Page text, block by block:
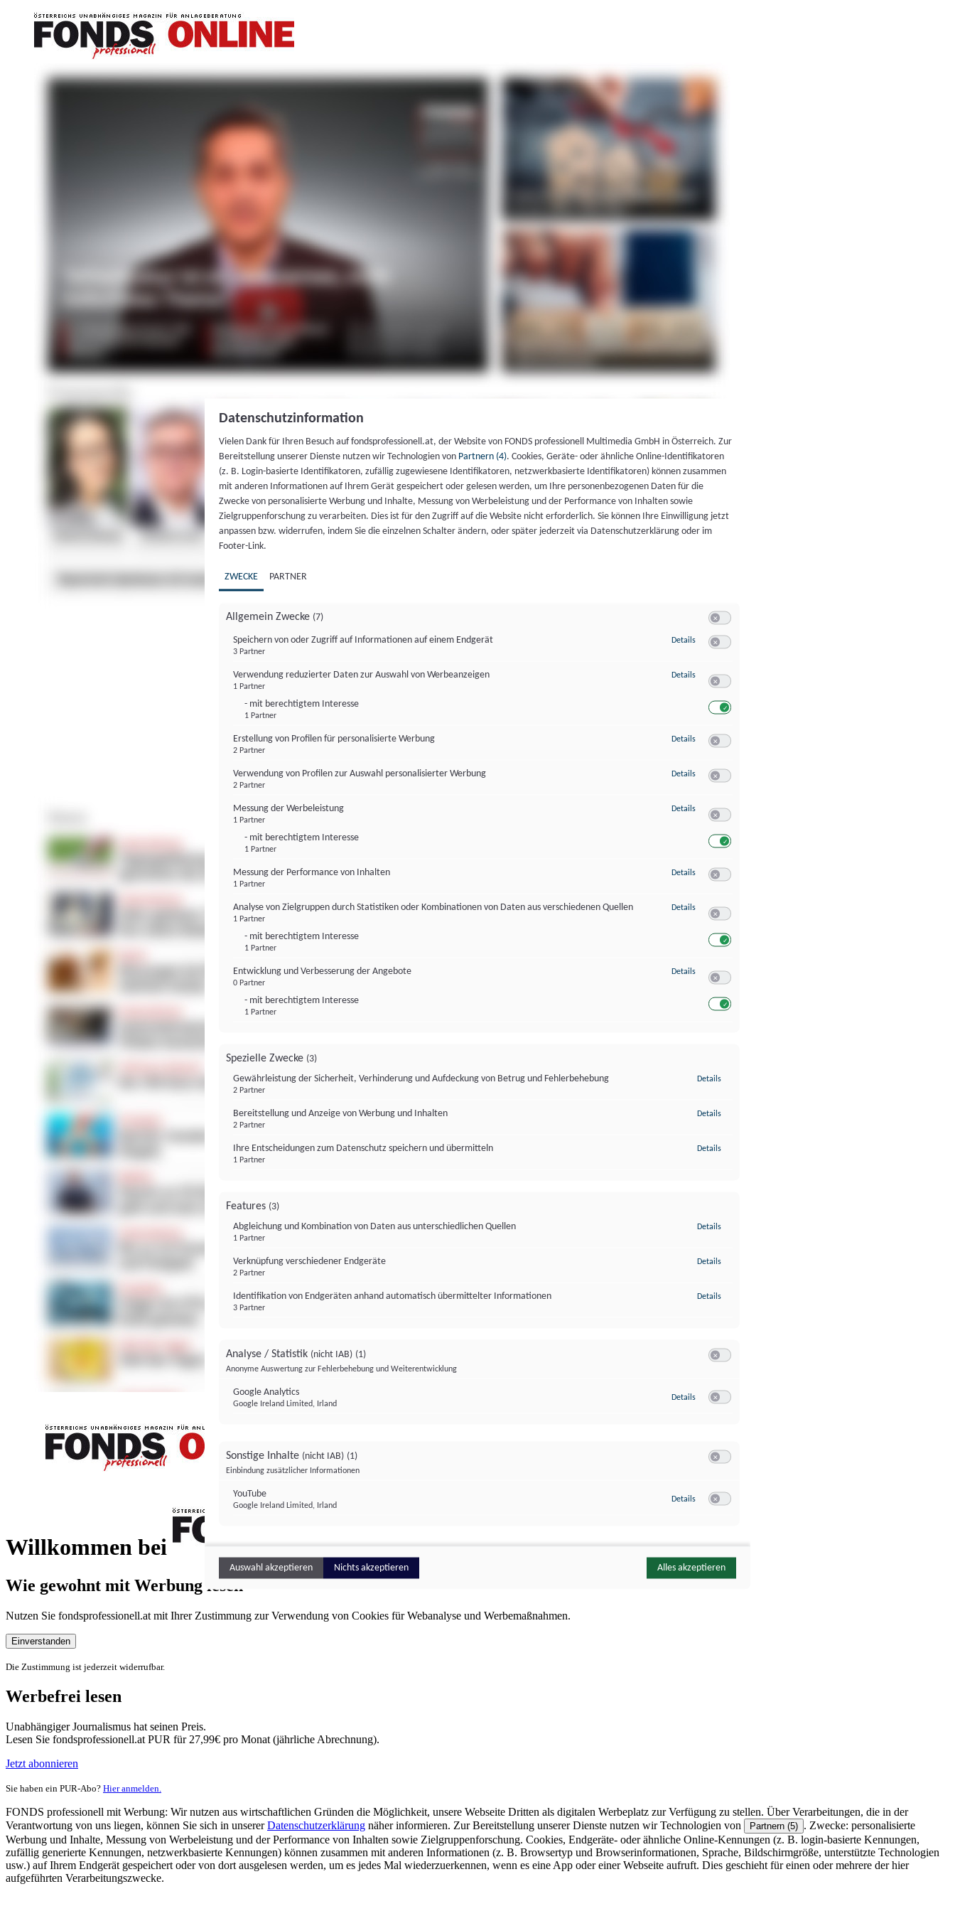
Willkommen bei
FONDS professionell
Wie gewohnt mit Werbung lesen
Nutzen Sie fondsprofessionell.at mit Ihrer Zustimmung zur Verwendung von Cookies für Webanalyse und Werbemaßnahmen.
Einverstanden
Die Zustimmung ist jederzeit widerrufbar.
Werbefrei lesen
Unabhängiger Journalismus hat seinen Preis.
Lesen Sie fondsprofessionell.at PUR für 27,99€ pro Monat (jährliche Abrechnung).
Jetzt abonnieren
Sie haben ein PUR-Abo? Hier anmelden.
FONDS professionell mit Werbung: Wir nutzen aus wirtschaftlichen Gründen die Möglichkeit, unsere Webseite Dritten als digitalen Werbeplatz zur Verfügung zu stellen. Über Verarbeitungen, die in der
Verantwortung von uns liegen, können Sie sich in unsererDatenschutzerklärung näher informieren. Zur Bereitstellung unserer Dienste nutzen wir Technologien von Partnern (5) . Zwecke: personalisierte
Werbung und Inhalte, Messung von Werbeleistung und der Performance von Inhalten sowie Zielgruppenforschung. Cookies, Endgeräte- oder ähnliche Online-Kennungen (z. B. login-basierte Kennungen,
zufällig generierte Kennungen, netzwerkbasierte Kennungen) können zusammen mit anderen Informationen (z. B. Browsertyp und Browserinformationen, Sprache, Bildschirmgröße, unterstützte Technologien
usw.) auf Ihrem Endgerät gespeichert oder von dort ausgelesen werden, um es jedes Mal wiederzuerkennen, wenn es eine App oder einer Webseite aufruft. Dies geschieht für einen oder mehrere der hier
aufgeführten Verarbeitungszwecke.
Datenschutzinformation
Vielen Dank für Ihren Besuch auf fondsprofessionell.at, der Website von FONDS professionell Multimedia GmbH in Österreich. Zur
Bereitstellung unserer Dienste nutzen wir Technologien von Partnern (4). Cookies, Geräte- oder ähnliche Online-Identifikatoren
(z. B. Login-basierte Identifikatoren, zufällig zugewiesene Identifikatoren, netzwerkbasierte Identifikatoren) können zusammen
mit anderen Informationen auf Ihrem Gerät gespeichert oder gelesen werden, um Ihre personenbezogenen Daten für die
Zwecke von personalisierte Werbung und Inhalte, Messung von Werbeleistung und der Performance von Inhalten sowie
Zielgruppenforschung zu verarbeiten. Dies ist für den Zugriff auf die Website nicht erforderlich. Sie können Ihre Einwilligung jetzt
anpassen bzw. widerrufen, indem Sie die einzelnen Schalter ändern, oder später jederzeit via Datenschutzerklärung oder im
Footer-Link.
ZWECKE PARTNER
Allgemein Zwecke (7)
Speichern von oder Zugriff auf Informationen auf einem Endgerät
3 Partner
Details zu Speichern von oder Zugriff auf Informationen auf einem Endgerät
Verwendung reduzierter Daten zur Auswahl von Werbeanzeigen
1 Partner
- mit berechtigtem Interesse
1 Partner
Details zu Verwendung reduzierter Daten zur Auswahl von Werbeanzeigen
Erstellung von Profilen für personalisierte Werbung
2 Partner
Details zu Erstellung von Profilen für personalisierte Werbung
Verwendung von Profilen zur Auswahl personalisierter Werbung
2 Partner
Details zu Verwendung von Profilen zur Auswahl personalisierter Werbung
Messung der Werbeleistung
1 Partner
- mit berechtigtem Interesse
1 Partner
Details zu Messung der Werbeleistung
Messung der Performance von Inhalten
1 Partner
Details zu Messung der Performance von Inhalten
Analyse von Zielgruppen durch Statistiken oder Kombinationen von Daten aus verschiedenen Quellen
1 Partner
- mit berechtigtem Interesse
1 Partner
Details zu Analyse von Zielgruppen durch Statistiken oder Kombinationen von
Entwicklung und Verbesserung der Angebote
0 Partner
- mit berechtigtem Interesse
1 Partner
Details zu Entwicklung und Verbesserung der Angebote
Spezielle Zwecke (3)
Gewährleistung der Sicherheit, Verhinderung und Aufdeckung von Betrug und Fehlerbehebung
2 Partner
Details
Bereitstellung und Anzeige von Werbung und Inhalten
2 Partner
Details
Ihre Entscheidungen zum Datenschutz speichern und übermitteln
1 Partner
Details
Features (3)
Abgleichung und Kombination von Daten aus unterschiedlichen Quellen
1 Partner
Details
Verknüpfung verschiedener Endgeräte
2 Partner
Details
Identifikation von Endgeräten anhand automatisch übermittelter Informationen
3 Partner
Details
Analyse / Statistik (nicht IAB) (1)
Anonyme Auswertung zur Fehlerbehebung und Weiterentwicklung
Google Analytics
Google Ireland Limited, Irland
Details zu Google Analytics
Sonstige Inhalte (nicht IAB) (1)
Einbindung zusätzlicher Informationen
YouTube
Google Ireland Limited, Irland
Details zu YouTube
Auswahl akzeptieren Nichts akzeptieren Alles akzeptieren